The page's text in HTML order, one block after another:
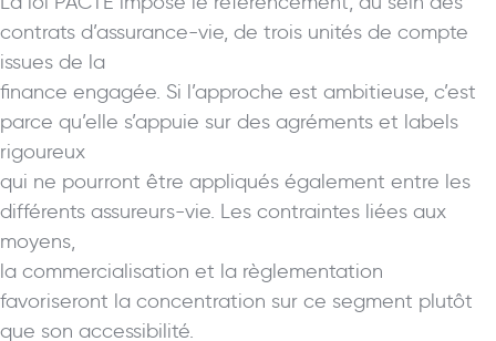
contrats d’assurance-vie, de trois unités de compte
issues de la
finance engagée. Si l’approche est ambitieuse, c’est
parce qu’elle s’appuie sur des agréments et labels
rigoureux
qui ne pourront être appliqués également entre les
différents assureurs-vie. Les contraintes liées aux
moyens,
la commercialisation et la règlementation
favoriseront la concentration sur ce segment plutôt
que son accessibilité.